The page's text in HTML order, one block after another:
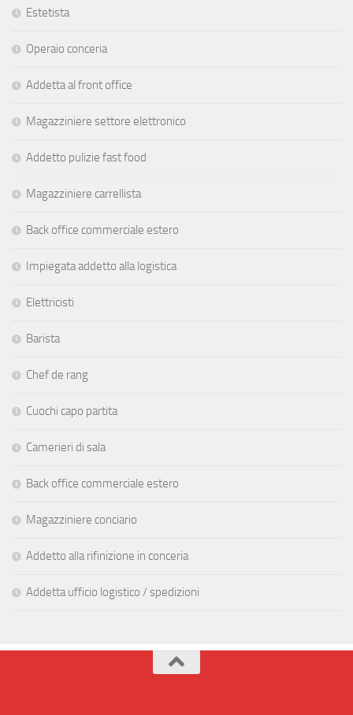
Estetista
Operaio conceria
Addetta al front office
Magazziniere settore elettronico
Addetto pulizie fast food
Magazziniere carrellista
Back office commerciale estero
Impiegata addetto alla logistica
Elettricisti
Barista
Chef de rang
Cuochi capo partita
Camerieri di sala
Back office commerciale estero
Magazziniere conciario
Addetto alla rifinizione in conceria
Addetta ufficio logistico / spedizioni